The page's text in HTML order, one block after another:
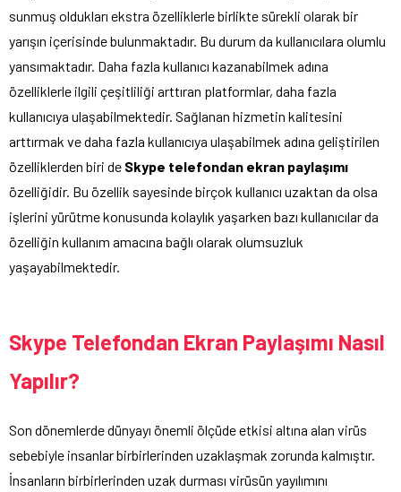
sunmuş oldukları ekstra özelliklerle birlikte sürekli olarak bir
yarışın içerisinde bulunmaktadır. Bu durum da kullanıcılara olumlu
yansımaktadır. Daha fazla kullanıcı kazanabilmek adına
özelliklerle ilgili çeşitliliği arttıran platformlar, daha fazla
kullanıcıya ulaşabilmektedir. Sağlanan hizmetin kalitesini
arttırmak ve daha fazla kullanıcıya ulaşabilmek adına geliştirilen
özelliklerden biri de Skype telefondan ekran paylaşımı
özelliğidir. Bu özellik sayesinde birçok kullanıcı uzaktan da olsa
işlerini yürütme konusunda kolaylık yaşarken bazı kullanıcılar da
özelliğin kullanım amacına bağlı olarak olumsuzluk
yaşayabilmektedir.
Skype Telefondan Ekran Paylaşımı Nasıl
Yapılır?
Son dönemlerde dünyayı önemli ölçüde etkisi altına alan virüs
sebebiyle insanlar birbirlerinden uzaklaşmak zorunda kalmıştır.
İnsanların birbirlerinden uzak durması virüsün yayılımını